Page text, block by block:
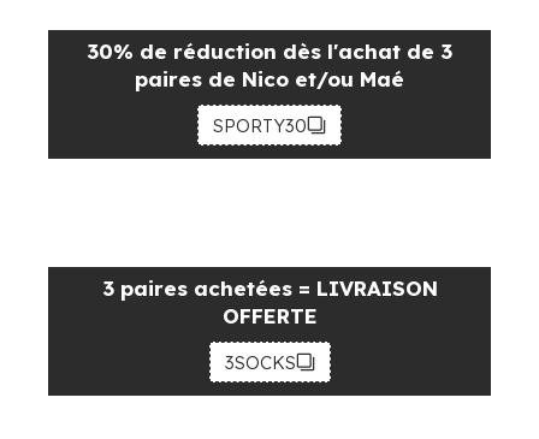
30% de réduction dès l'achat de 3
paires de Nico et/ou Maé
SPORTY30
3 paires achetées = LIVRAISON
OFFERTE
3SOCKS